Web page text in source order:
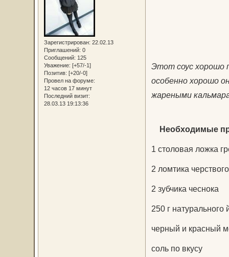
Зарегистрирован: 22.02.13
Приглашений: 0
Сообщений: 125
Уважение: [+57/-1]
Позитив: [+20/-0]
Провел на форуме:
12 часов 17 минут
Последний визит:
28.03.13 19:13:36
Этот соус хорошо
особенно хорошо
жареными
Необходимые
1 столовая ложка
2 ломтика
2 зубчика чеснока
250 г натурального
черный и красный
соль по вкусу